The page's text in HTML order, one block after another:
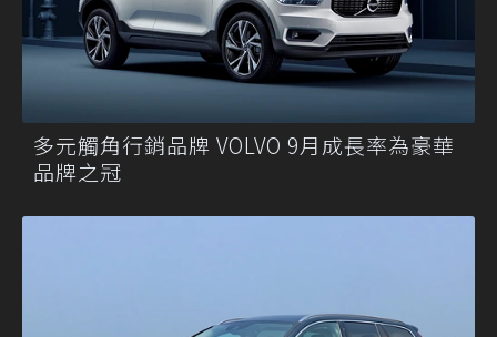
多元觸角行銷品牌 VOLVO 9月成長率為豪華
品牌之冠